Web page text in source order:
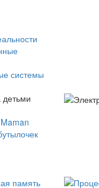
системы
детьми